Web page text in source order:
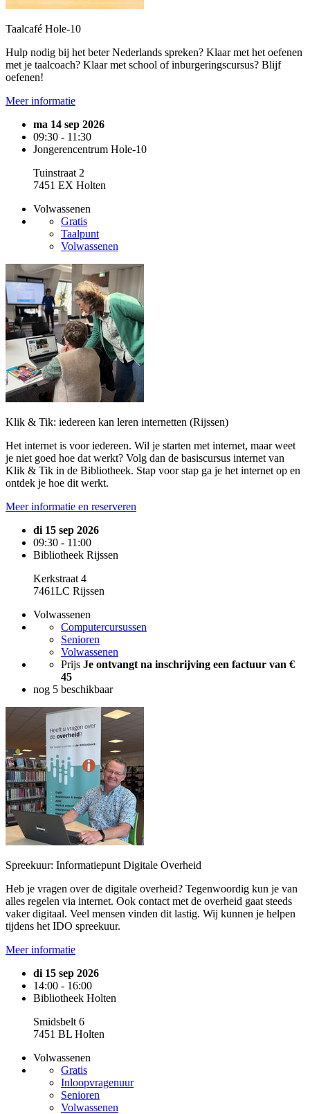
Taalcafé Hole-10
Hulp nodig bij het beter Nederlands spreken? Klaar met het oefenen
met je taalcoach? Klaar met school of inburgeringscursus? Blijf
oefenen!
Meer informatie
ma 14 sep 2026
09:30 - 11:30
Jongerencentrum Hole-10
Tuinstraat 2
7451 EX Holten
Volwassenen
Gratis
Taalpunt
Volwassenen
Klik & Tik: iedereen kan leren internetten (Rijssen)
Het internet is voor iedereen. Wil je starten met internet, maar weet
je niet goed hoe dat werkt? Volg dan de basiscursus internet van
Klik & Tik in de Bibliotheek. Stap voor stap ga je het internet op en
ontdek je hoe dit werkt.
Meer informatie en reserveren
di 15 sep 2026
09:30 - 11:00
Bibliotheek Rijssen
Kerkstraat 4
7461LC Rijssen
Volwassenen
Computercursussen
Senioren
Volwassenen
Prijs Je ontvangt na inschrijving een factuur van €
45
nog 5 beschikbaar
Spreekuur: Informatiepunt Digitale Overheid
Heb je vragen over de digitale overheid? Tegenwoordig kun je van
alles regelen via internet. Ook contact met de overheid gaat steeds
vaker digitaal. Veel mensen vinden dit lastig. Wij kunnen je helpen
tijdens het IDO spreekuur.
Meer informatie
di 15 sep 2026
14:00 - 16:00
Bibliotheek Holten
Smidsbelt 6
7451 BL Holten
Volwassenen
Gratis
Inloopvragenuur
Senioren
Volwassenen